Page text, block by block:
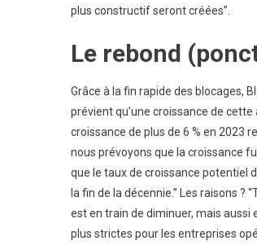
plus constructif seront créées”.
Le rebond
Grâce à la fin rapide des blocages,
prévient qu’une croissance de
croissance de plus de 6 % en 2023
nous prévoyons que la croissance
que le taux de croissance potentiel
la fin de la décennie.” Les raisons ?
est en train de diminuer, mais
plus strictes pour les entreprises